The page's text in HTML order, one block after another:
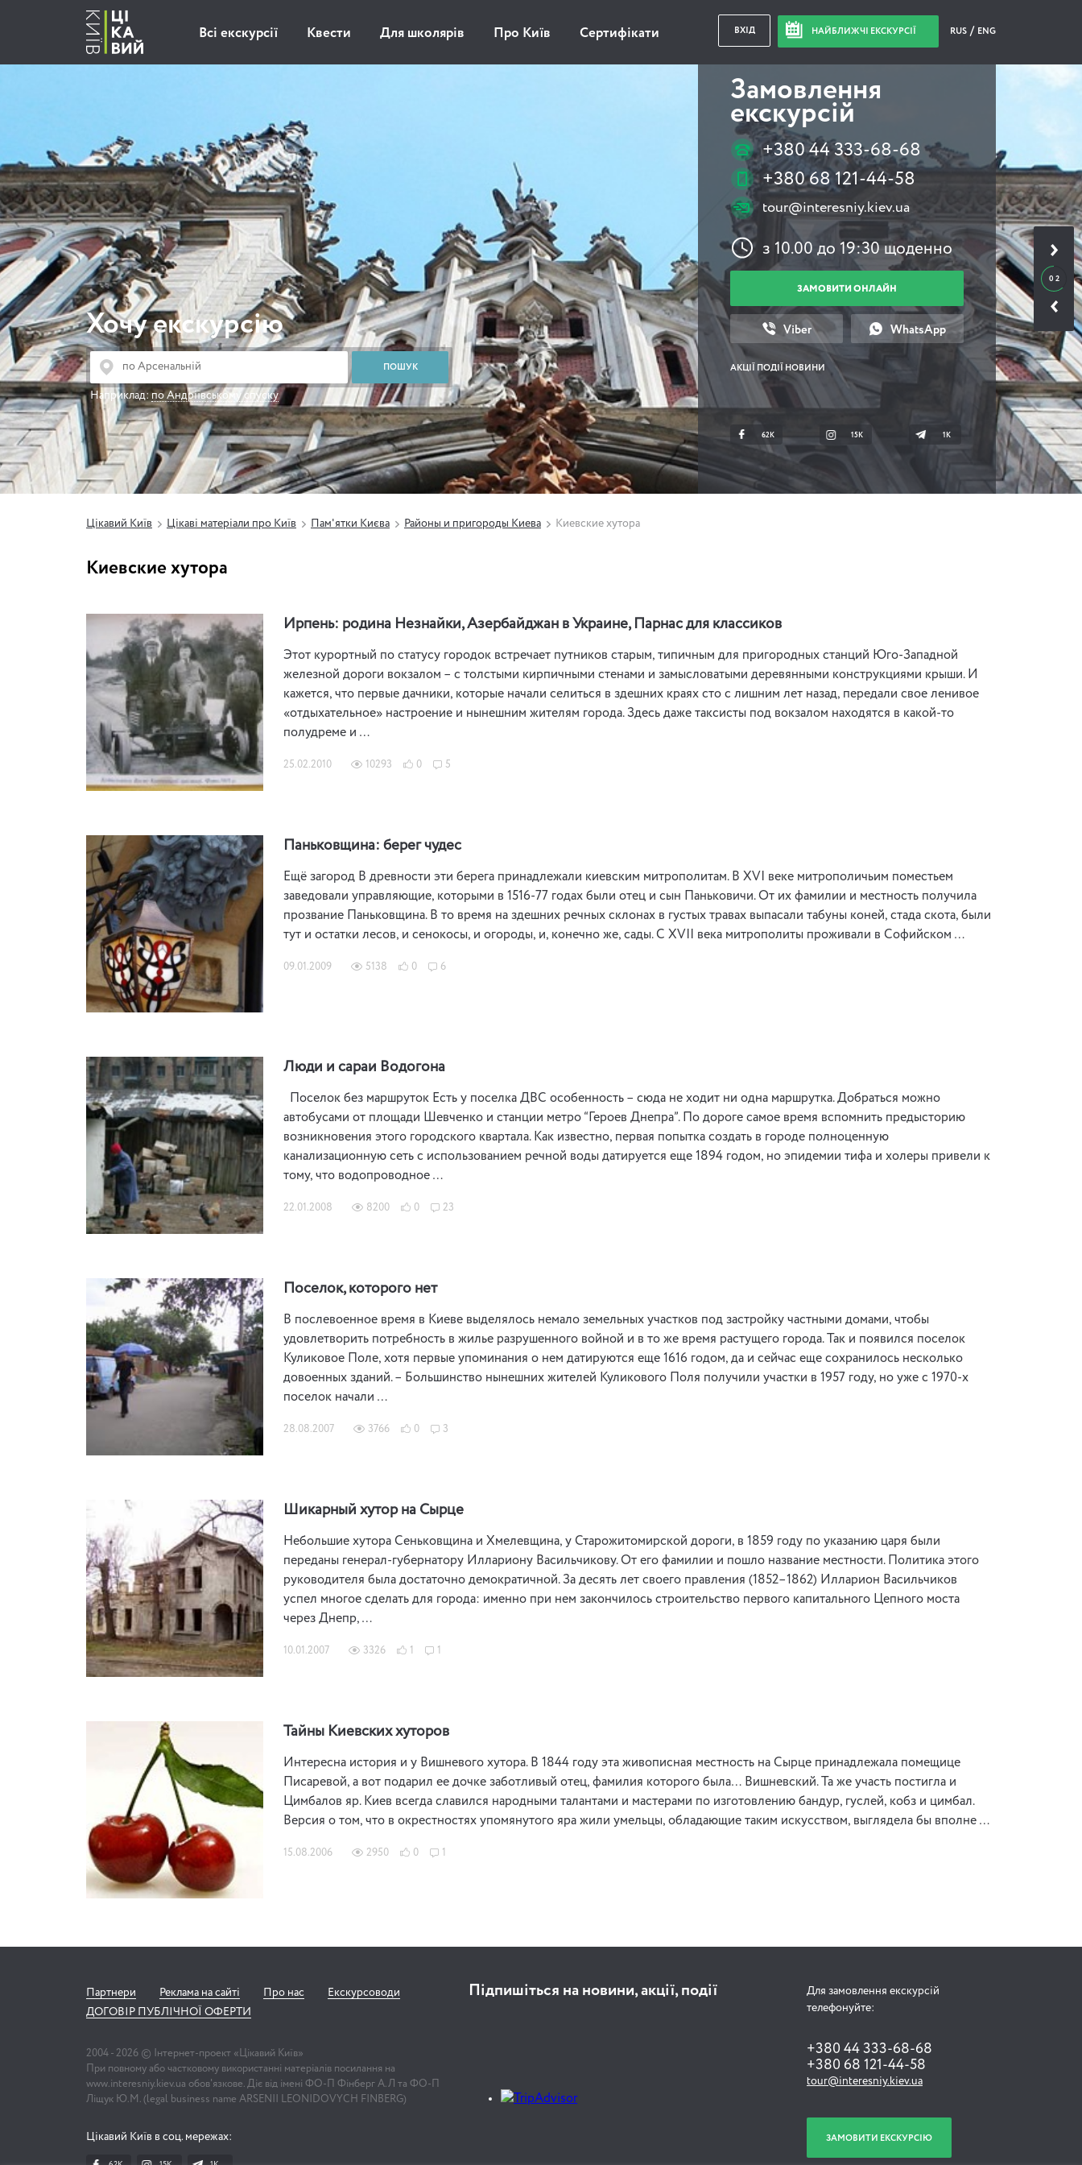
Всі екскурсії Квести Для школярів Про Київ Сертифікати ВХІД НАЙБЛИЖЧІ ЕКСКУРСІЇ RUS ENG
0 2
Хочу екскурсію
Наприклад:по Андріївському спуску
Замовлення
екскурсій
+380 44 333-68-68
+380 68 121-44-58
tour@interesniy.kiev.ua
з 10.00 до 19:30 щоденно
ЗАМОВИТИ ОНЛАЙН
Viber WhatsApp
АКЦІЇ ПОДІЇ НОВИНИ
62K 15K 1К
Цікавий Київ Цікаві матеріали про Київ Пам'ятки Києва Районы и пригороды Киева Киевские хутора
Киевские хутора
Ирпень: родина Незнайки, Азербайджан в Украине, Парнас для классиков
Этот курортный по статусу городок встречает путников старым, типичным для пригородных станций Юго-Западной
железной дороги вокзалом – с толстыми кирпичными стенами и замысловатыми деревянными конструкциями крыши. И
кажется, что первые дачники, которые начали селиться в здешних краях сто с лишним лет назад, передали свое ленивое
«отдыхательное» настроение и нынешним жителям города. Здесь даже таксисты под вокзалом находятся в какой-то
полудреме и …
25.02.2010 10293 0 5
Паньковщина: берег чудес
Ещё загород В древности эти берега принадлежали киевским митрополитам. В ХVI веке митрополичьим поместьем
заведовали управляющие, которыми в 1516-77 годах были отец и сын Паньковичи. От их фамилии и местность получила
прозвание Паньковщина. В то время на здешних речных склонах в густых травах выпасали табуны коней, стада скота, были
тут и остатки лесов, и сенокосы, и огороды, и, конечно же, сады. С ХVII века митрополиты проживали в Софийском …
09.01.2009 5138 0 6
Люди и сараи Водогона
Поселок без маршруток Есть у поселка ДВС особенность – сюда не ходит ни одна маршрутка. Добраться можно
автобусами от площади Шевченко и станции метро “Героев Днепра”. По дороге самое время вспомнить предысторию
возникновения этого городского квартала. Как известно, первая попытка создать в городе полноценную
канализационную сеть с использованием речной воды датируется еще 1894 годом, но эпидемии тифа и холеры привели к
тому, что водопроводное …
22.01.2008 8200 0 23
Поселок, которого нет
В послевоенное время в Киеве выделялось немало земельных участков под застройку частными домами, чтобы
удовлетворить потребность в жилье разрушенного войной и в то же время растущего города. Так и появился поселок
Куликовое Поле, хотя первые упоминания о нем датируются еще 1616 годом, да и сейчас еще сохранилось несколько
довоенных зданий. – Большинство нынешних жителей Куликового Поля получили участки в 1957 году, но уже с 1970-х
поселок начали …
28.08.2007 3766 0 3
Шикарный хутор на Сырце
Небольшие хутора Сеньковщина и Хмелевщина, у Старожитомирской дороги, в 1859 году по указанию царя были
переданы генерал-губернатору Иллариону Васильчикову. От его фамилии и пошло название местности. Политика этого
руководителя была достаточно демократичной. За десять лет своего правления (1852–1862) Илларион Васильчиков
успел многое сделать для города: именно при нем закончилось строительство первого капитального Цепного моста
через Днепр, …
10.01.2007 3326
Тайны Киевских хуторов
Интересна история и у Вишневого хутора. В 1844 году эта живописная местность на Сырце принадлежала помещице
Писаревой, а вот подарил ее дочке заботливый отец, фамилия которого была… Вишневский. Та же участь постигла и
Цимбалов яр. Киев всегда славился народными талантами и мастерами по изготовлению бандур, гуслей, кобз и цимбал.
Версия о том, что в окрестностях упомянутого яра жили умельцы, обладающие таким искусством, выглядела бы вполне …
15.08.2006 2950 0
Партнери Реклама на сайті Про нас
Екскурсоводи
ДОГОВІР ПУБЛІЧНОЇ ОФЕРТИ
2004 - 2026 © Інтернет-проект «Цікавий Київ»
При повному або частковому використанні матеріалів посилання на
www.interesniy.kiev.ua обов'язкове. Діє від імені ФО-П Фінберг А.Л та ФО-П
Ліщук Ю.М. (legal business name ARSENII LEONIDOVYCH FINBERG)
Цікавий Київ в соц. мережах:
Підпишіться на новини, акції, події
Для замовлення екскурсій
телефонуйте:
+380 44 333-68-68
+380 68 121-44-58
tour@interesniy.kiev.ua
ЗАМОВИТИ ЕКСКУРСІЮ